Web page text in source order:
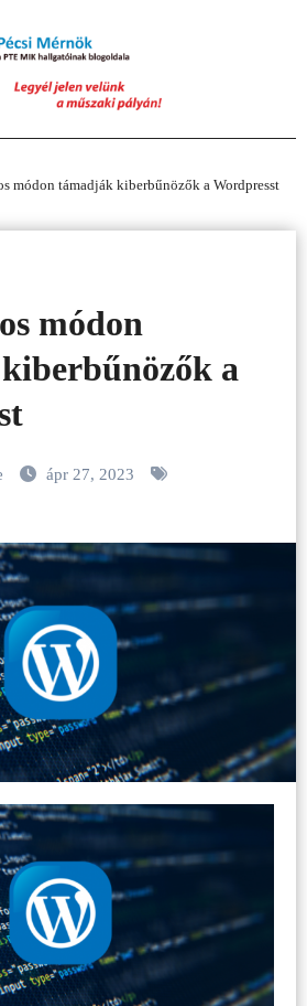
módon támadják kiberbűnözők a Wordpresst
módon
a
ápr 27, 2023